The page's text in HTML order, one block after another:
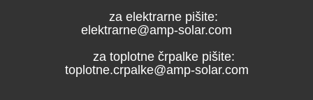
za elektrarne pišite:
elektrarne@amp-solar.com
za toplotne črpalke pišite:
toplotne.crpalke@amp-solar.com